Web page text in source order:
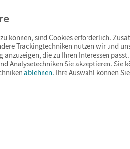
EUR Bestellwert liefern wir
in 3–6 Tagen).
können, sind Cookies erforderlich.
Trackingtechniken nutzen wir und
die zu Ihren Interessen
Analysetechniken Sie akzeptieren. Sie
ablehnen. Ihre Auswahl können